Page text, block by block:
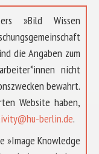
»Bild Wissen
die Angaben zum
nicht
bewahrt.
Website haben,
berlin.de.
»Image Knowledge